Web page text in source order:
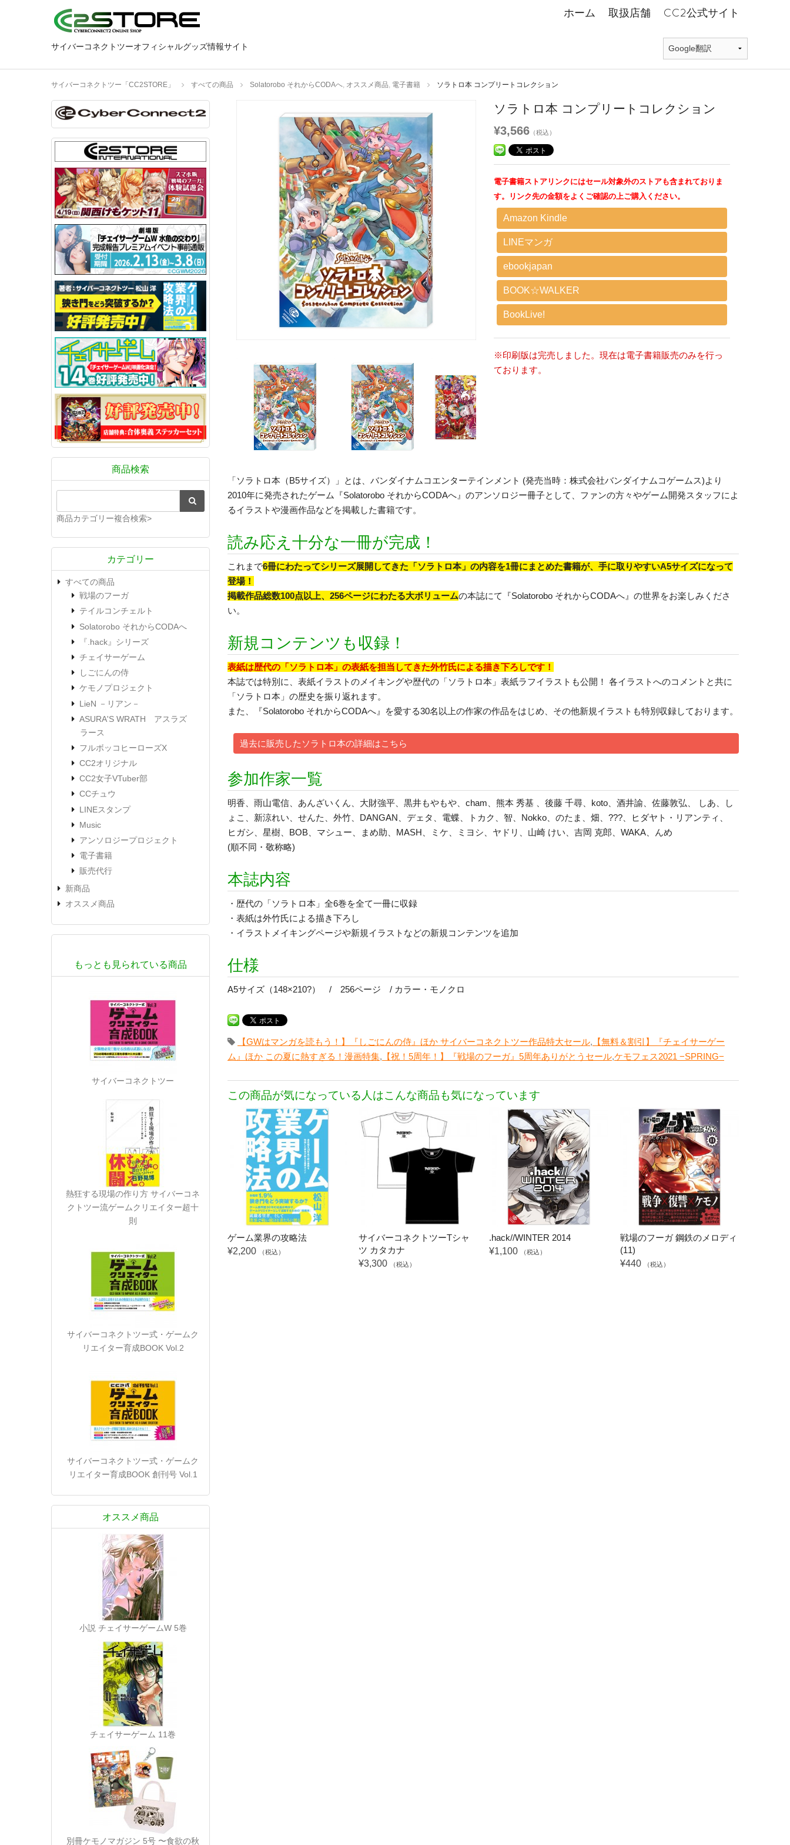
サイバーコネクトツーオフィシャルグッズ情報サイト
ホーム 取扱店舗 CC2公式サイト
サイバーコネクトツー「CC2STORE」 すべての商品 Solatorobo それからCODAへ, オススメ商品, 電子書籍 ソラトロ本 コンプリートコレクション
ソラトロ本 コンプリートコレクション
¥3,566（税込）
電子書籍ストアリンクにはセール対象外のストアも含まれておりま
す。リンク先の金額をよくご確認の上ご購入ください。
Amazon Kindle
LINEマンガ
ebookjapan
BOOK☆WALKER
BookLive!
※印刷版は完売しました。現在は電子書籍販売のみを行っ
ております。
「ソラトロ本（B5サイズ）」とは、バンダイナムコエンターテインメント (発売当時：株式会社バンダイナムコゲームス)より
2010年に発売されたゲーム『Solatorobo それからCODAへ』のアンソロジー冊子として、ファンの方々やゲーム開発スタッフによ
るイラストや漫画作品などを掲載した書籍です。
読み応え十分な一冊が完成！
これまで6冊にわたってシリーズ展開してきた「ソラトロ本」の内容を1冊にまとめた書籍が、手に取りやすいA5サイズになって
登場！
掲載作品総数100点以上、256ページにわたる大ボリュームの本誌にて『Solatorobo それからCODAへ』の世界をお楽しみくださ
い。
新規コンテンツも収録！
表紙は歴代の「ソラトロ本」の表紙を担当してきた外竹氏による描き下ろしです！
本誌では特別に、表紙イラストのメイキングや歴代の「ソラトロ本」表紙ラフイラストも公開！ 各イラストへのコメントと共に
「ソラトロ本」の歴史を振り返れます。
また、『Solatorobo それからCODAへ』を愛する30名以上の作家の作品をはじめ、その他新規イラストも特別収録しております。
過去に販売したソラトロ本の詳細はこちら
参加作家一覧
明香、雨山電信、あんざいくん、大財強平、黒井もやもや、cham、熊本 秀基 、後藤 千尋、koto、酒井諭、佐藤敦弘、 しあ、し
ょこ、新涼れい、せんた、外竹、DANGAN、デェタ、電蝶、トカク、智、Nokko、のたま、畑、???、ヒダヤト・リアンティ、
ヒガシ、星樹、BOB、マシュー、まめ助、MASH、ミケ、ミヨシ、ヤドリ、山崎 けい、吉岡 克郎、WAKA、んめ
(順不同・敬称略)
本誌内容
・歴代の「ソラトロ本」全6巻を全て一冊に収録
・表紙は外竹氏による描き下ろし
・イラストメイキングページや新規イラストなどの新規コンテンツを追加
仕様
A5サイズ（148×210?） / 256ページ / カラー・モノクロ
【GWはマンガを読もう！】『しごにんの侍』ほか サイバーコネクトツー作品特大セール, 【無料＆割引】『チェイサーゲー
ム』ほか この夏に熱すぎる！漫画特集, 【祝！5周年！】『戦場のフーガ』5周年ありがとうセール,ケモフェス2021 −SPRING−
この商品が気になっている人はこんな商品も気になっています
ゲーム業界の攻略法
¥2,200
（税込）
サイバーコネクトツーTシャ
ツ カタカナ
¥3,300
（税込）
.hack//WINTER 2014
¥1,100
（税込）
戦場のフーガ 鋼鉄のメロディ
(11)
¥440
（税込）
商品検索
商品カテゴリー複合検索>
カテゴリー
すべての商品
戦場のフーガ
テイルコンチェルト
Solatorobo それからCODAへ
『.hack』シリーズ
チェイサーゲーム
しごにんの侍
ケモノプロジェクト
LieN －リアン－
ASURA'S WRATH アスラズ
ラース
フルボッコヒーローズX
CC2オリジナル
CC2女子VTuber部
CCチュウ
LINEスタンプ
Music
アンソロジープロジェクト
電子書籍
販売代行
新商品
オススメ商品
もっとも見られている商品
サイバーコネクトツー
熱狂する現場の作り方 サイバーコネ
クトツー流ゲームクリエイター超十
則
サイバーコネクトツー式・ゲームク
リエイター育成BOOK Vol.2
サイバーコネクトツー式・ゲームク
リエイター育成BOOK 創刊号 Vol.1
オススメ商品
小説 チェイサーゲームW 5巻
チェイサーゲーム 11巻
別冊ケモノマガジン 5号 〜食欲の秋